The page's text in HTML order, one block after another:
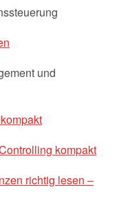
und
kompakt
richtig lesen –